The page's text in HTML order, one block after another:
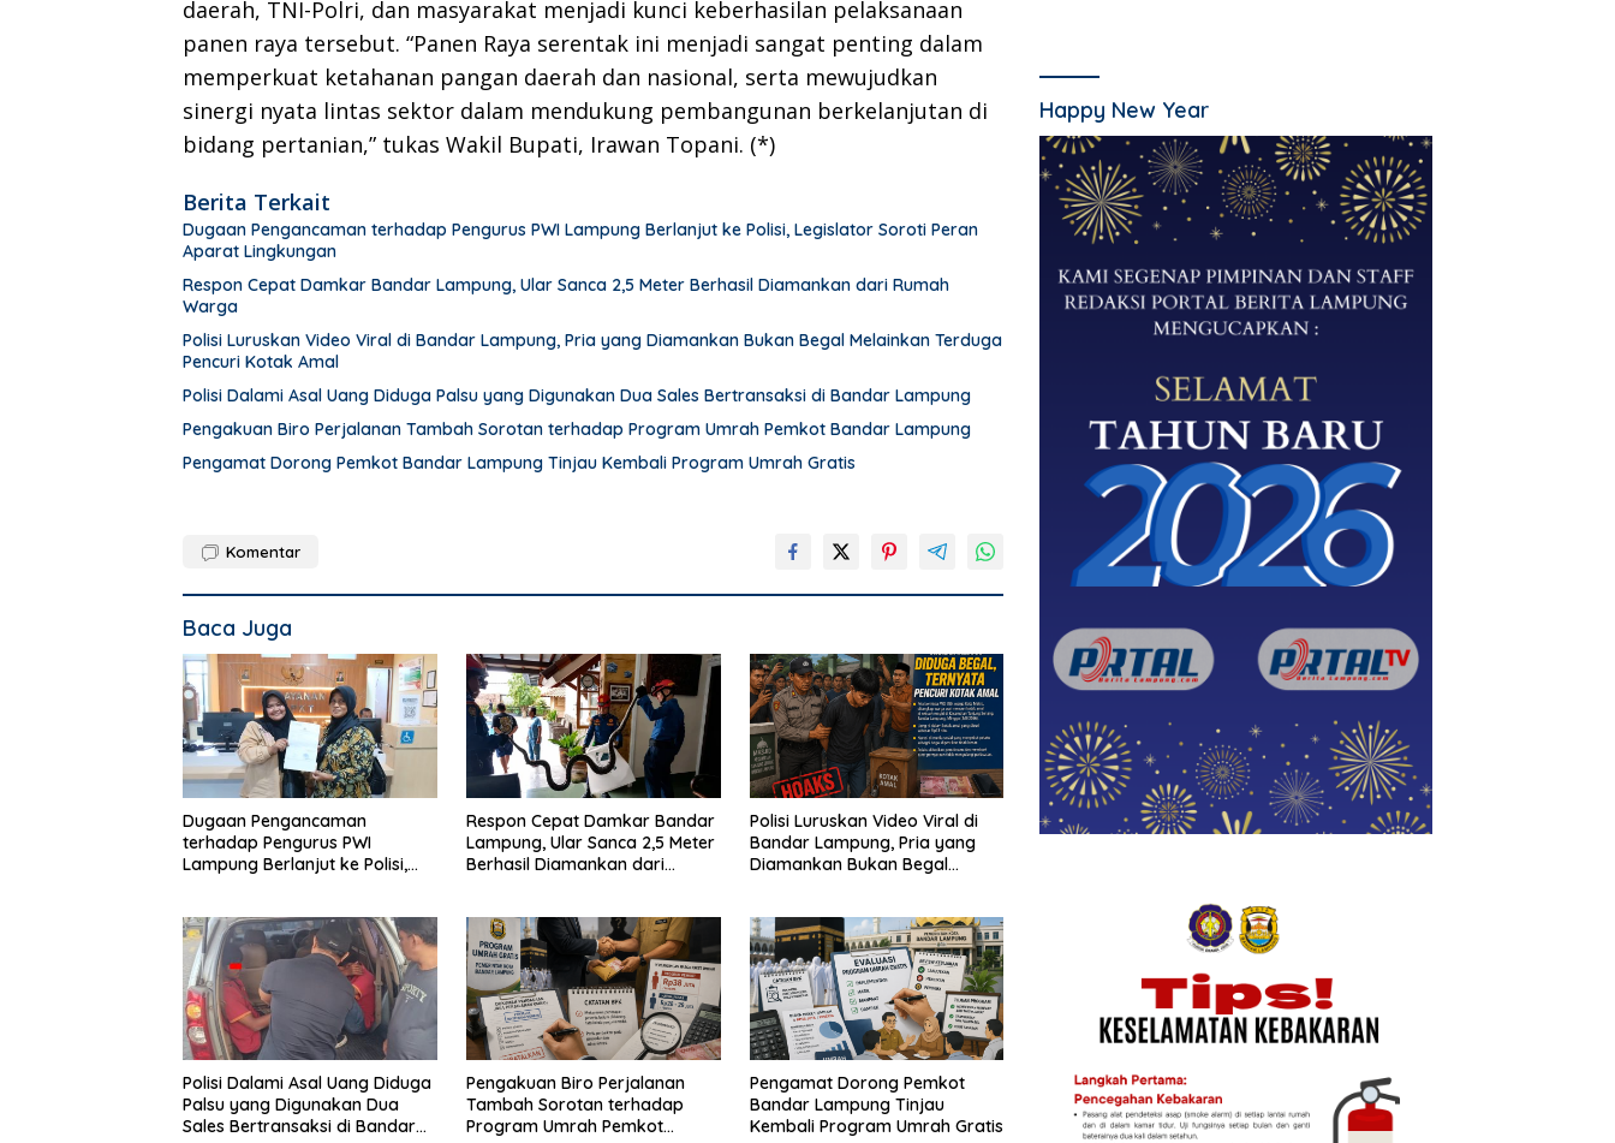
daerah, TNI-Polri, dan masyarakat menjadi kunci keberhasilan pelaksanaan
panen raya tersebut. “Panen Raya serentak ini menjadi sangat penting dalam
memperkuat ketahanan pangan daerah dan nasional, serta mewujudkan
sinergi nyata lintas sektor dalam mendukung pembangunan berkelanjutan di
bidang pertanian,” tukas Wakil Bupati, Irawan Topani. (*)
Berita Terkait
Dugaan Pengancaman terhadap Pengurus PWI Lampung Berlanjut ke Polisi, Legislator Soroti Peran
Aparat Lingkungan
Respon Cepat Damkar Bandar Lampung, Ular Sanca 2,5 Meter Berhasil Diamankan dari Rumah
Warga
Polisi Luruskan Video Viral di Bandar Lampung, Pria yang Diamankan Bukan Begal Melainkan Terduga
Pencuri Kotak Amal
Polisi Dalami Asal Uang Diduga Palsu yang Digunakan Dua Sales Bertransaksi di Bandar Lampung
Pengakuan Biro Perjalanan Tambah Sorotan terhadap Program Umrah Pemkot Bandar Lampung
Pengamat Dorong Pemkot Bandar Lampung Tinjau Kembali Program Umrah Gratis
Komentar
Baca Juga
Dugaan Pengancaman
terhadap Pengurus PWI
Lampung Berlanjut ke Polisi,
Respon Cepat Damkar Bandar
Lampung, Ular Sanca 2,5 Meter
Berhasil Diamankan dari
Polisi Luruskan Video Viral di
Bandar Lampung, Pria yang
Diamankan Bukan Begal
Polisi Dalami Asal Uang Diduga
Palsu yang Digunakan Dua
Sales Bertransaksi di Bandar
Pengakuan Biro Perjalanan
Tambah Sorotan terhadap
Program Umrah Pemkot
Pengamat Dorong Pemkot
Bandar Lampung Tinjau
Kembali Program Umrah Gratis
Happy New Year